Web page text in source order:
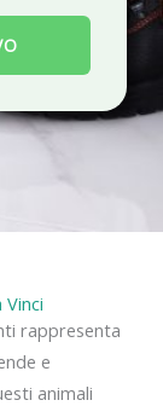
rappresenta
e
animali